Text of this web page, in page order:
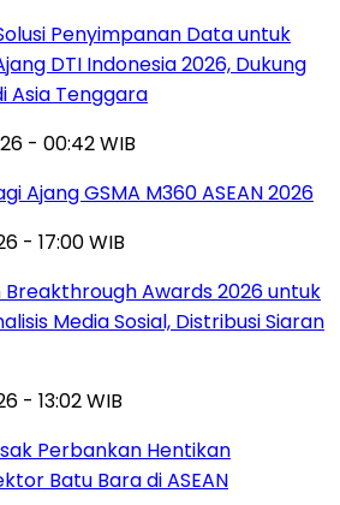
Penyimpanan Data untuk
DTI Indonesia 2026, Dukung
Asia Tenggara
- 00:42 WIB
Ajang GSMA M360 ASEAN 2026
- 17:00 WIB
Breakthrough Awards 2026 untuk
Media Sosial, Distribusi Siaran
- 13:02 WIB
Perbankan Hentikan
Batu Bara di ASEAN